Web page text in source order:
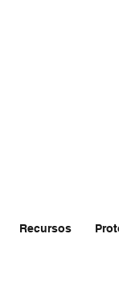
Recursos